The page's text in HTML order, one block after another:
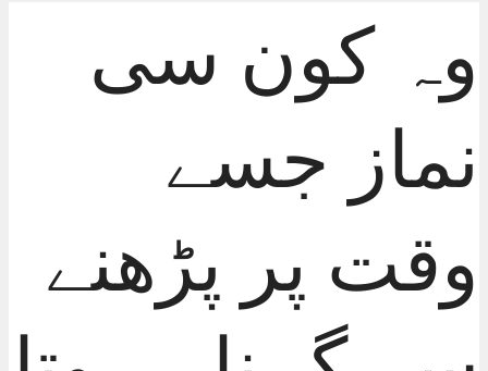
وہ کون سی
نماز جسے
وقت پر پڑھنے